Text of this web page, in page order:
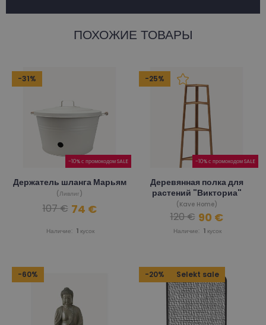
ПОХОЖИЕ ТОВАРЫ
-31%
-10% с промокодом SALE
Держатель шланга Марьям
(Ливлиг)
Наличие: 1 кусок
107 € 74 €
-25%
-10% с промокодом SALE
Деревянная полка для
растений "Викториа"
(Kave Home)
Наличие: 1 кусок
120 € 90 €
-60% -20% Selekt sale